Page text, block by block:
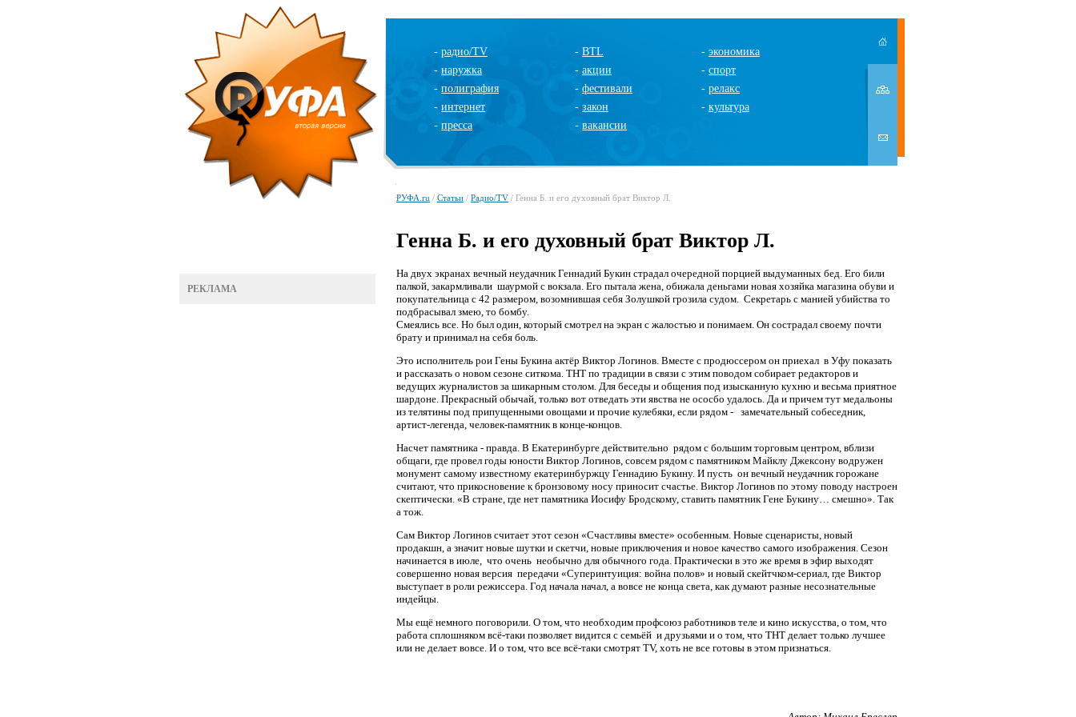
- радио/TV
- наружка
- полиграфия
- интернет
- пресса
- BTL
- акции
- фестивали
- закон
- вакансии
- экономика
- спорт
- релакс
- культура
РЕКЛАМА
РУФА.ru / Статьи / Радио/TV / Генна Б. и его духовный брат Виктор Л.
Генна Б. и его духовный брат Виктор Л.
На двух экранах вечный неудачник Геннадий Букин страдал очередной порцией выдуманных бед. Его били
палкой, закармливали шаурмой с вокзала. Его пытала жена, обижала деньгами новая хозяйка магазина обуви и
покупательница с 42 размером, возомнившая себя Золушкой грозила судом. Секретарь с манией убийства то
подбрасывал змею, то бомбу.
Смеялись все. Но был один, который смотрел на экран с жалостью и понимаем. Он сострадал своему почти
брату и принимал на себя боль.
Это исполнитель рои Гены Букина актёр Виктор Логинов. Вместе с продюссером он приехал в Уфу показать
и рассказать о новом сезоне ситкома. ТНТ по традиции в связи с этим поводом собирает редакторов и
ведущих журналистов за шикарным столом. Для беседы и общения под изысканную кухню и весьма приятное
шардоне. Прекрасный обычай, только вот отведать эти явства не ососбо удалось. Да и причем тут медальоны
из телятины под припущенными овощами и прочие кулебяки, если рядом - замечательный собеседник,
артист-легенда, человек-памятник в конце-концов.
Насчет памятника - правда. В Екатеринбурге действительно рядом с большим торговым центром, вблизи
общаги, где провел годы юности Виктор Логинов, совсем рядом с памятником Майклу Джексону водружен
монумент самому известному екатеринбуржцу Геннадию Букину. И пусть он вечный неудачник горожане
считают, что прикосновение к бронзовому носу приносит счастье. Виктор Логинов по этому поводу настроен
скептически. «В стране, где нет памятника Иосифу Бродскому, ставить памятник Гене Букину… смешно». Так
а тож.
Сам Виктор Логинов считает этот сезон «Счастливы вместе» особенным. Новые сценаристы, новый
продакшн, а значит новые шутки и скетчи, новые приключения и новое качество самого изображения. Сезон
начинается в июле, что очень необычно для обычного года. Практически в это же время в эфир выходят
совершенно новая версия передачи «Суперинтуиция: война полов» и новый скейтчком-сериал, где Виктор
выступает в роли режиссера. Год начала начал, а вовсе не конца света, как думают разные несознательные
индейцы.
Мы ещё немного поговорили. О том, что необходим профсоюз работников теле и кино искусства, о том, что
работа сплошняком всё-таки позволяет видится с семьёй и друзьями и о том, что ТНТ делает только лучшее
или не делает вовсе. И о том, что все всё-таки смотрят TV, хоть не все готовы в этом признаться.